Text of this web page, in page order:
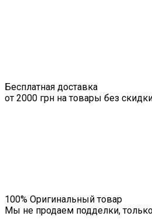
Бесплатная доставка
от 2000 грн на товары без
100% Оригинальный товар
Мы не продаем подделки,